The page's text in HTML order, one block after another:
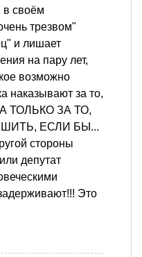
в своём
трезвом"
и лишает
на пару лет,
возможно
наказывают за то,
ТОЛЬКО ЗА ТО,
ЕСЛИ БЫ...
стороны
депутат
Это